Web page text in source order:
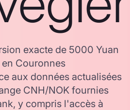
exacte de 5000 Yuan
Couronnes
aux données actualisées
CNH/NOK fournies
y compris l'accès à